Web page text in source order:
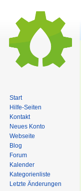
Start
Hilfe-Seiten
Kontakt
Neues Konto
Webseite
Blog
Forum
Kalender
Kategorienliste
Letzte Änderungen